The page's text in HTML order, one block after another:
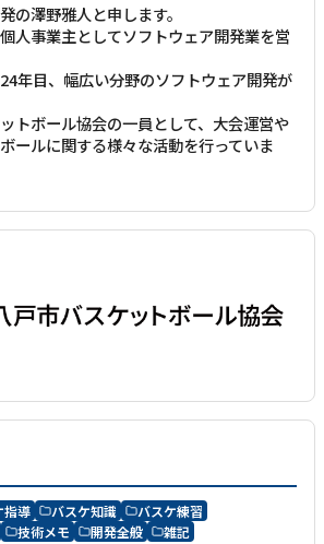
の澤野雅人と申します。
人事業主としてソフトウェア開発業を営
年目、幅広い分野のソフトウェア開発が
トボール協会の一員として、大会運営や
ールに関する様々な活動を行っていま
指導 バスケ知識
バスケ練習
技術メモ 開発全般 雑記